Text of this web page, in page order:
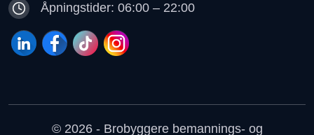
Åpningstider: 06:00 – 22:00
© 2026 - Brobyggere bemannings- og